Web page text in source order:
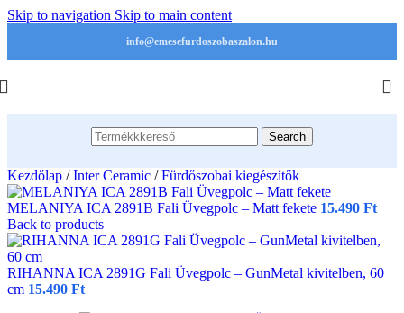
Skip to navigation Skip to main content
info@emesefurdoszobaszalon.hu
Search
Kezdőlap / Inter Ceramic / Fürdőszobai kiegészítők
MELANIYA ICA 2891B Fali Üvegpolc – Matt fekete 15.490 Ft
Back to products
RIHANNA ICA 2891G Fali Üvegpolc – GunMetal kivitelben, 60
cm 15.490 Ft